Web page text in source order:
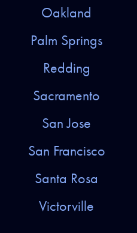
Oakland
Palm Springs
Redding
Sacramento
San Jose
San Francisco
Santa Rosa
Victorville